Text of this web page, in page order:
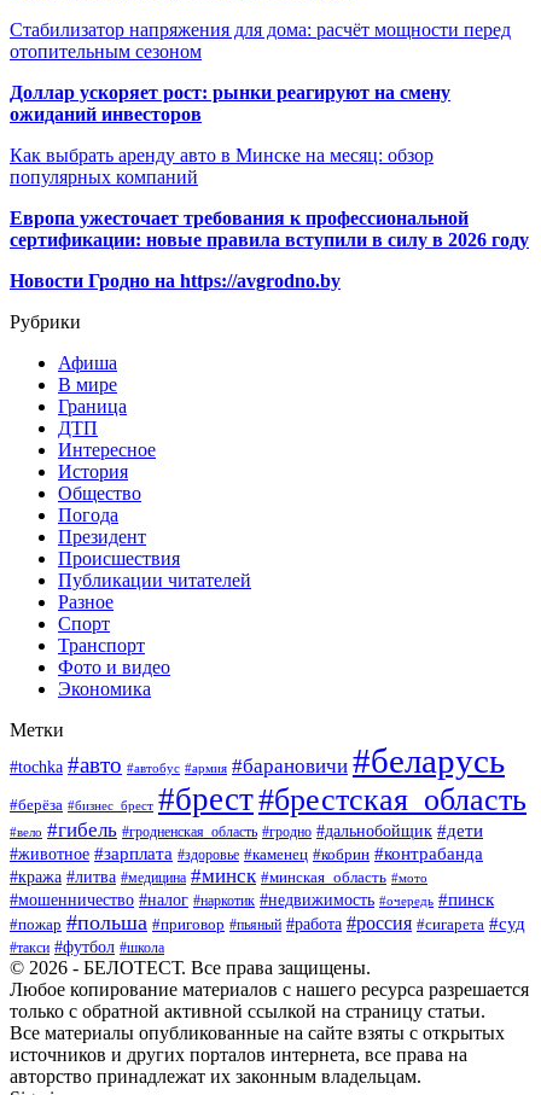
Стабилизатор напряжения для дома: расчёт мощности перед
отопительным сезоном
Доллар ускоряет рост: рынки реагируют на смену
ожиданий инвесторов
Как выбрать аренду авто в Минске на месяц: обзор
популярных компаний
Европа ужесточает требования к профессиональной
сертификации: новые правила вступили в силу в 2026 году
Новости Гродно на https://avgrodno.by
Рубрики
Афиша
В мире
Граница
ДТП
Интересное
История
Общество
Погода
Президент
Происшествия
Публикации читателей
Разное
Спорт
Транспорт
Фото и видео
Экономика
Метки
#tochka #авто #автобус #армия #барановичи #беларусь
#берёза #бизнес_брест #брест#брестская_область
#вело #гибель #гродненская_область #гродно #дальнобойщик #дети
#животное #зарплата #здоровье #каменец #кобрин #контрабанда
#кража #литва #медицина #минск #минская_область #мото
#мошенничество #налог #наркотик #недвижимость #очередь #пинск
#пожар #польша #приговор #пьяный #работа #россия #сигарета #суд
#такси #футбол #школа
© 2026 - БЕЛОТЕСТ. Все права защищены.
Любое копирование материалов с нашего ресурса разрешается
только с обратной активной ссылкой на страницу статьи.
Все материалы опубликованные на сайте взяты с открытых
источников и других порталов интернета, все права на
авторство принадлежат их законным владельцам.